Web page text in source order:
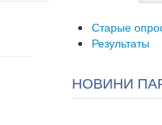
Старые
Результаты
НОВИНИ